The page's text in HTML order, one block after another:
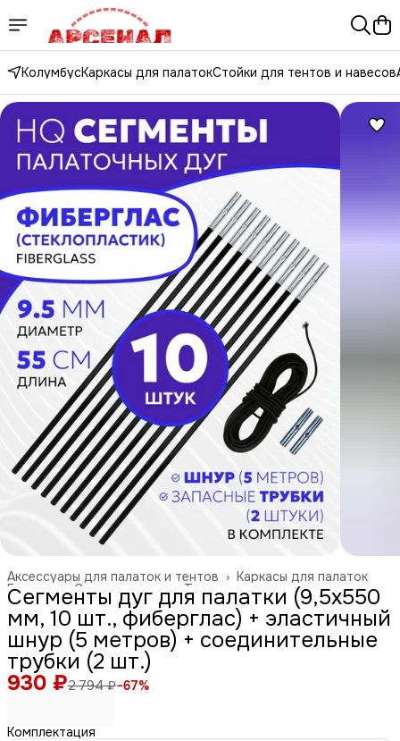
КолумбусКаркасы для палатокСтойки для тентов и навесов
Каркасы для палаток
Аксессуары для палаток и тентов ›
Туризм и отдых на природе ›
Спорт и отдых ›
Главная ›
Сегменты дуг для палатки (9,5х550
мм, 10 шт., фиберглас) + эластичный
шнур (5 метров) + соединительные
трубки (2 шт.)
930 ₽2 794 ₽−67%
Комплектация